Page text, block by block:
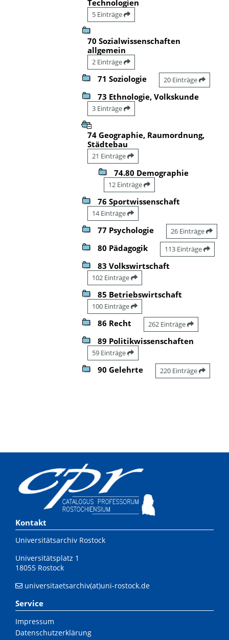
Technologien
5 Einträge
70 Sozialwissenschaften
allgemein
2 Einträge
71 Soziologie 20 Einträge
73 Ethnologie, Volkskunde
3 Einträge
74 Geographie, Raumordnung,
Städtebau
21 Einträge
74.80 Demographie
12 Einträge
76 Sportwissenschaft
14 Einträge
77 Psychologie 26 Einträge
80 Pädagogik 113 Einträge
83 Volkswirtschaft
102 Einträge
85 Betriebswirtschaft
100 Einträge
86 Recht 262 Einträge
89 Politikwissenschaften
59 Einträge
90 Gelehrte 220 Einträge
Kontakt
Universitätsarchiv Rostock
Universitätsplatz 1
18055 Rostock
universitaetsarchiv(at)uni-rostock.de
Service
Impressum
Datenschutzerklärung